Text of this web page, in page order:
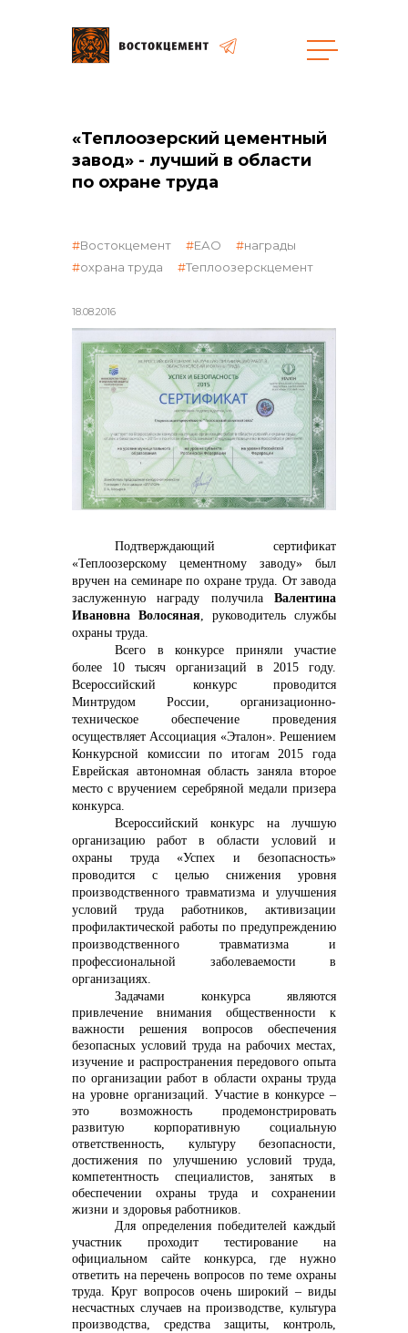
Закупки
общая информация
объявленные закупки
реализация неликвидов
контакты отдела закупок
Контакты
+7 (423) 234 50 50
info@vostokcement.ru
«Теплоозерский цементный
завод» - лучший в области
по охране труда
18.08.2016
Востокцемент ЕАО
награды
охрана труда
Теплоозерскцемент
Подтверждающий сертификат
«Теплоозерскому цементному заводу» был
вручен на семинаре по охране труда. От завода
заслуженную награду получила Валентина
Ивановна Волосяная, руководитель службы
охраны труда.
Всего в конкурсе приняли участие
более 10 тысяч организаций в 2015 году.
Всероссийский конкурс проводится
Минтрудом России, организационно-
техническое обеспечение проведения
осуществляет Ассоциация «Эталон». Решением
Конкурсной комиссии по итогам 2015 года
Еврейская автономная область заняла второе
место с вручением серебряной медали призера
конкурса.
Всероссийский конкурс на лучшую
организацию работ в области условий и
охраны труда «Успех и безопасность»
проводится с целью снижения уровня
производственного травматизма и улучшения
условий труда работников, активизации
профилактической работы по предупреждению
производственного травматизма и
профессиональной заболеваемости в
организациях.
Задачами конкурса являются
привлечение внимания общественности к
важности решения вопросов обеспечения
безопасных условий труда на рабочих местах,
изучение и распространения передового опыта
по организации работ в области охраны труда
на уровне организаций. Участие в конкурсе –
это возможность продемонстрировать
развитую корпоративную социальную
ответственность, культуру безопасности,
достижения по улучшению условий труда,
компетентность специалистов, занятых в
обеспечении охраны труда и сохранении
жизни и здоровья работников.
Для определения победителей каждый
участник проходит тестирование на
официальном сайте конкурса, где нужно
ответить на перечень вопросов по теме охраны
труда. Круг вопросов очень широкий – виды
несчастных случаев на производстве, культура
производства, средства защиты, контроль,